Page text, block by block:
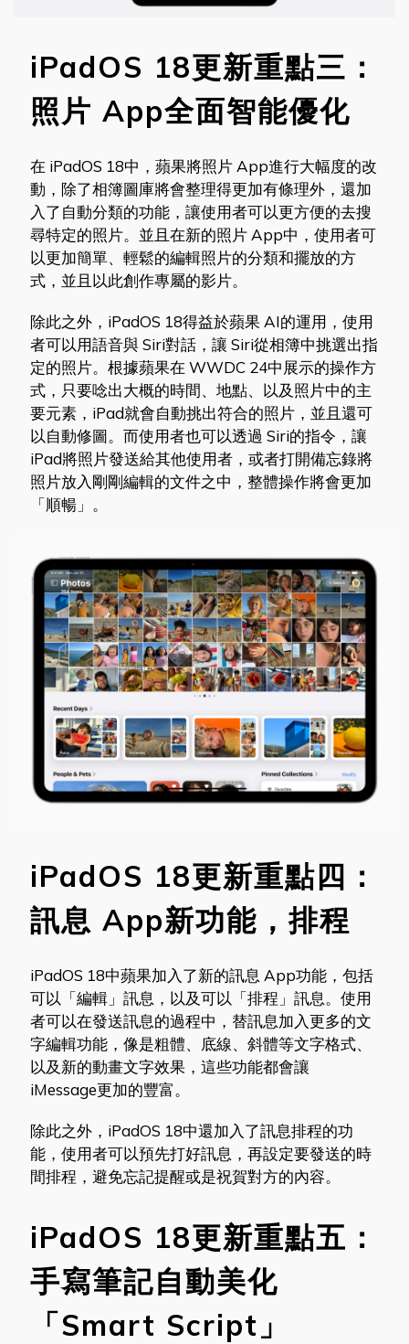
iPadOS 18更新重點三：
照片 App全面智能優化
在 iPadOS 18中，蘋果將照片 App進行大幅度的改
動，除了相簿圖庫將會整理得更加有條理外，還加
入了自動分類的功能，讓使用者可以更方便的去搜
尋特定的照片。並且在新的照片 App中，使用者可
以更加簡單、輕鬆的編輯照片的分類和擺放的方
式，並且以此創作專屬的影片。
除此之外，iPadOS 18得益於蘋果 AI的運用，使用
者可以用語音與 Siri對話，讓 Siri從相簿中挑選出指
定的照片。根據蘋果在 WWDC 24中展示的操作方
式，只要唸出大概的時間、地點、以及照片中的主
要元素，iPad就會自動挑出符合的照片，並且還可
以自動修圖。而使用者也可以透過 Siri的指令，讓
iPad將照片發送給其他使用者，或者打開備忘錄將
照片放入剛剛編輯的文件之中，整體操作將會更加
「順暢」。
iPadOS 18更新重點四：
訊息 App新功能，排程
iPadOS 18中蘋果加入了新的訊息 App功能，包括
可以「編輯」訊息，以及可以「排程」訊息。使用
者可以在發送訊息的過程中，替訊息加入更多的文
字編輯功能，像是粗體、底線、斜體等文字格式、
以及新的動畫文字效果，這些功能都會讓
iMessage更加的豐富。
除此之外，iPadOS 18中還加入了訊息排程的功
能，使用者可以預先打好訊息，再設定要發送的時
間排程，避免忘記提醒或是祝賀對方的內容。
iPadOS 18更新重點五：
手寫筆記自動美化
「Smart Script」